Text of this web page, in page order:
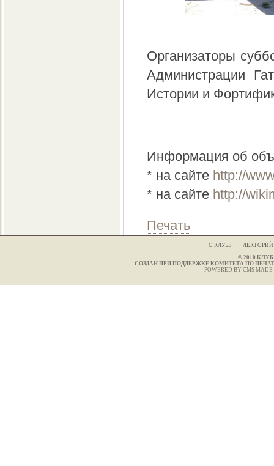
Организаторы
Администрации
Истории и
Информация об
* на сайте http://
* на сайте http://
Печать
О КЛУБЕ
© 2010
СОЗДАН ПРИ ПОДДЕРЖКЕ КОМИТЕТА ПО
POWERED BY CMS MADE